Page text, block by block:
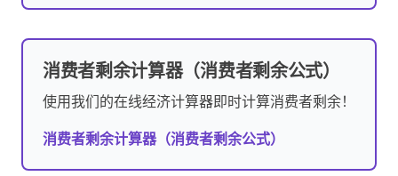
消费者剩余计算器（消费者剩余公式）
使用我们的在线经济计算器即时计算消费者剩余！
消费者剩余计算器（消费者剩余公式）